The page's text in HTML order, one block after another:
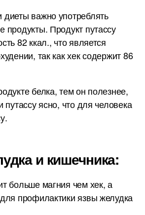
важно употреблять
продукты. Продукт путассу
82 ккал., что является
так как хек содержит 86
белка, тем он полезнее,
путассу ясно, что для человека
и кишечника:
больше магния чем хек, а
профилактики язвы желудка